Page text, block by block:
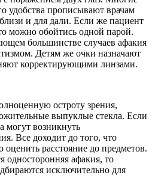
удобства прописывают врачам
и для дали. Если же пациент
можно обойтись одной парой.
большинстве случаев афакия
Детям же очки назначают
корректирующими линзами.
остроту зрения,
выпуклые стекла. Если
могут возникнуть
Все доходит до того, что
расстояние до предметов.
односторонняя афакия, то
исключительно для